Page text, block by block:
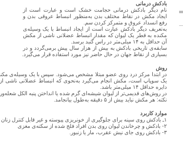
بادکش درمانی
نام دیگر بادکش درمانی حجامت خشک است و عبارت است از
ایجاد مکش در نقاط مختلف بدن به‌منظور انبساط عروقی بدن و
رفع انسداد عروق و متمرکز کردن سم.
به‌تعریف دیگر بادکش عبارت است از ایجاد انبساط با یک وسیله‌ی
مکنده به قطر یک لیوان که مقدار انبساط عضلانی ناشی از مکش
آن حداقل به ۱۴ میلی‌متر در راس گنبد برسد.
سابقه‌ی تاریخی بادکش به بیش از هزار سال پیش برمی‌گردد و در
بسیاری از نقاط جهان در حال حاضر نیز مورد استفاده قرار می‌گیرد.
روش
در ابتدا مرکز درد روی عضو مبتلا مشخص می‌شود. سپس با یک وسیله‌ی
یک سوپاپ است، مکش انجام می‌گیرد به‌نحوی که انبساط عضلانی ناشی از
دایره حداقل ۱۴ میلی‌متر باشد.
در روش‌های قدیمی‌تر از لیوان شیشه‌ای گرم شده یا انداختن پنبه الکل
نکته: هر مکش نباید بیش از ۵ دقیقه به‌طول بیانجامد.
موارد کاربرد
۱ـ بادکش روی سینه برای جلوگیری از خونریزی پیوسته و غیر قابل کنترل زنان پس از قاعدگی
۲- بادکش و چرخاندن لیوان روی بدن افراد فلج شده از سکته‌ی مغزی
۳- بادکش روی جای نیش عقرب، مار یا زنبور.